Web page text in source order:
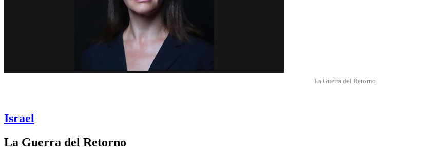
La Guerra del Retorno
Israel
La Guerra del Retorno